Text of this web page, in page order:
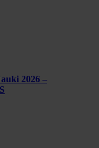
2026 –